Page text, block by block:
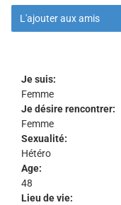
L'ajouter aux amis
Je suis:
Femme
Je désire rencontrer:
Femme
Sexualité:
Hétéro
Age:
48
Lieu de vie: